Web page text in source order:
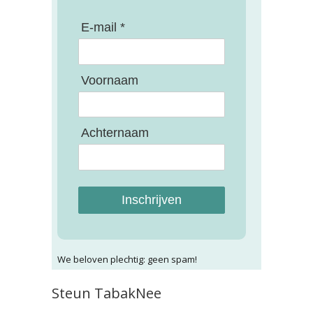
E-mail *
Voornaam
Achternaam
Inschrijven
We beloven plechtig: geen spam!
Steun TabakNee